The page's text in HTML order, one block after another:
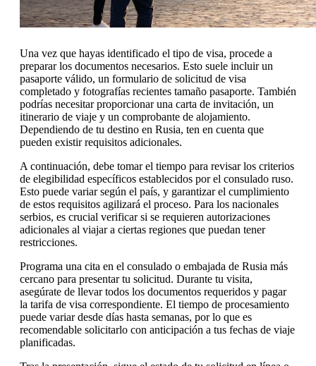
Una vez que hayas identificado el tipo de visa, procede a
preparar los documentos necesarios. Esto suele incluir un
pasaporte válido, un formulario de solicitud de visa
completado y fotografías recientes tamaño pasaporte. También
podrías necesitar proporcionar una carta de invitación, un
itinerario de viaje y un comprobante de alojamiento.
Dependiendo de tu destino en Rusia, ten en cuenta que
pueden existir requisitos adicionales.
A continuación, debe tomar el tiempo para revisar los criterios
de elegibilidad específicos establecidos por el consulado ruso.
Esto puede variar según el país, y garantizar el cumplimiento
de estos requisitos agilizará el proceso. Para los nacionales
serbios, es crucial verificar si se requieren autorizaciones
adicionales al viajar a ciertas regiones que puedan tener
restricciones.
Programa una cita en el consulado o embajada de Rusia más
cercano para presentar tu solicitud. Durante tu visita,
asegúrate de llevar todos los documentos requeridos y pagar
la tarifa de visa correspondiente. El tiempo de procesamiento
puede variar desde días hasta semanas, por lo que es
recomendable solicitarlo con anticipación a tus fechas de viaje
planificadas.